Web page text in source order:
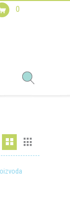
0